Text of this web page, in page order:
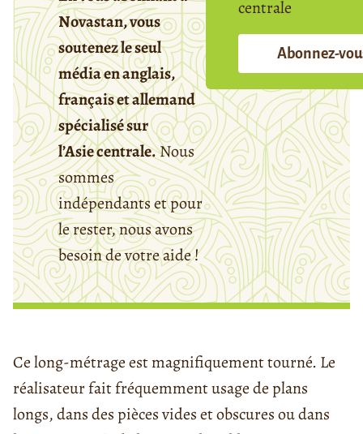
Novastan, vous
soutenez le seul
média en anglais,
français et allemand
spécialisé sur
l’Asie centrale.Nous
sommes
indépendants et pour
le rester, nous avons
besoin de votre aide !
centrale
Abonnez-
Ce long-métrage est magnifiquement tourné. Le
réalisateur fait fréquemment usage de plans
longs, dans des pièces vides et obscures ou dans